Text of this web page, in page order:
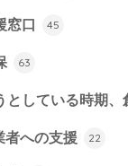
窓口 45
63
としている時期、
者への支援 22